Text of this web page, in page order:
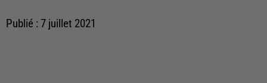
Publié : 7 juillet 2021